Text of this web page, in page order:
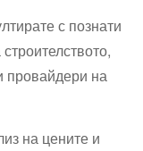
с познати
провайдери на
на цените и